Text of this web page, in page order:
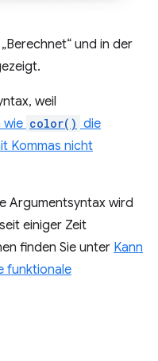
und in der
weil
wie color() die
Kommas nicht
Argumentsyntax wird
einiger Zeit
finden Sie unter Kann
funktionale